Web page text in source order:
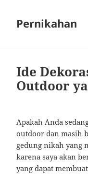
Pernikahan
Ide
Outdoor
Apakah Anda
outdoor dan masih
gedung nikah yang
karena saya akan
yang dapat